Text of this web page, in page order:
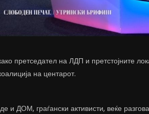
претседател на ЛДП и претстојните
на центарот.
и ДОМ, граѓански активисти, веќе